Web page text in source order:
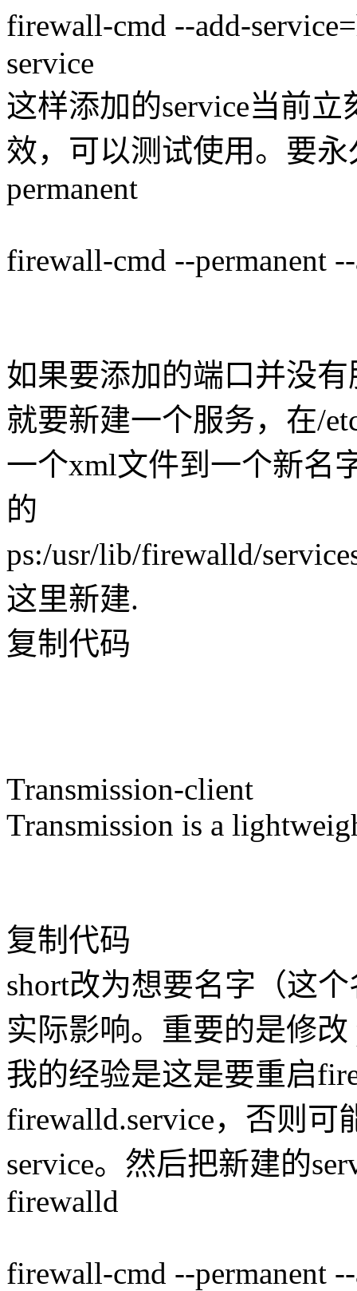
firewall-cmd --add-
service
这样添加的service当前
效，可以测试使用。要
permanent
firewall-cmd --permanent
如果要添加的端口并没
就要新建一个服务，在/
一个xml文件到一个新名
的
ps:/usr/lib/firewalld/
这里新建.
复制代码
Transmission-client
Transmission is a
复制代码
short改为想要名字（这
实际影响。重要的是修
我的经验是这是要重启
firewalld.service，否则
service。然后把新建的
firewalld
firewall-cmd --permanent